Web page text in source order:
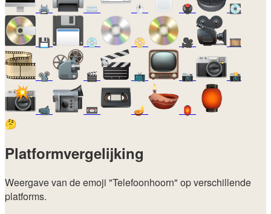
🖨️ ⌨️ 🖱️ 🖲️ 💽
💾 💿 📀 🎥 🎞️
📽️ 🎬 📺 📷 📸
📹 📼 🪔
🏮
🤔
Platformvergelijking
Weergave van de emoji "Telefoonhoorn" op verschillende
platforms.